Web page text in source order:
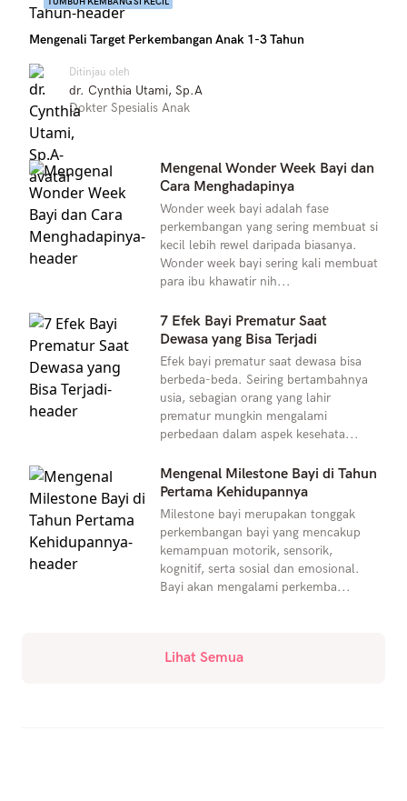
Mengenali Target Perkembangan Anak 1-3 Tahun
Ditinjau oleh
dr. Cynthia Utami, Sp.A
Dokter Spesialis Anak
Mengenal Wonder Week Bayi dan
Cara Menghadapinya
Wonder week bayi adalah fase
perkembangan yang sering membuat si
kecil lebih rewel daripada biasanya.
Wonder week bayi sering kali membuat
para ibu khawatir nih...
7 Efek Bayi Prematur Saat
Dewasa yang Bisa Terjadi
Efek bayi prematur saat dewasa bisa
berbeda-beda. Seiring bertambahnya
usia, sebagian orang yang lahir
prematur mungkin mengalami
perbedaan dalam aspek kesehata...
Mengenal Milestone Bayi di Tahun
Pertama Kehidupannya
Milestone bayi merupakan tonggak
perkembangan bayi yang mencakup
kemampuan motorik, sensorik,
kognitif, serta sosial dan emosional.
Bayi akan mengalami perkemba...
Lihat Semua